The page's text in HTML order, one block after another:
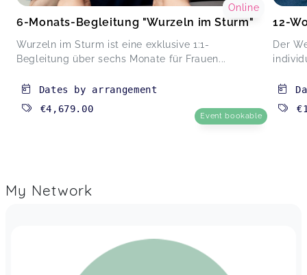
6-Monats-Begleitung "Wurzeln im Sturm"
Wurzeln im Sturm ist eine exklusive 1:1-
Begleitung über sechs Monate für Frauen...
Online
Dates by arrangement
€4,679.00
Event bookable
12-
Der
My Network